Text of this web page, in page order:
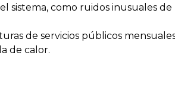
sistema, como ruidos inusuales
de servicios públicos
de calor.